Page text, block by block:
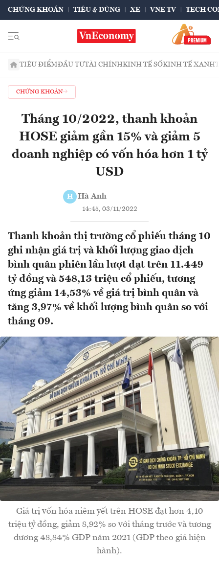
CHỨNG KHOÁN TIÊU & DÙNG XE VNE TV TECH
TIÊU ĐIỂMĐẦU TƯTÀI CHÍNHKINH TẾ SỐKINH TẾ XANH
CHỨNG KHOÁN
Tháng 10/2022, thanh khoản
HOSE giảm gần 15% và giảm 5
doanh nghiệp có vốn hóa hơn 1 tỷ
USD
H Hà Anh
14:45, 03/11/2022
Thanh khoản thị trường cổ phiếu tháng 10
ghi nhận giá trị và khối lượng giao dịch
bình quân phiên lần lượt đạt trên 11.449
tỷ đồng và 548,13 triệu cổ phiếu, tương
ứng giảm 14,53% về giá trị bình quân và
tăng 3,97% về khối lượng bình quân so với
tháng 09.
Giá trị vốn hóa niêm yết trên HOSE đạt hơn 4,10
triệu tỷ đồng, giảm 8,92% so với tháng trước và tương
đương 48,84% GDP năm 2021 (GDP theo giá hiện
hành).